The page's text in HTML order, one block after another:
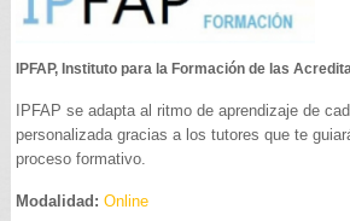
IPFAP, Instituto para la Formación de las
IPFAP se adapta al ritmo de aprendizaje de
personalizada gracias a los tutores que te
proceso formativo.
Modalidad:Online